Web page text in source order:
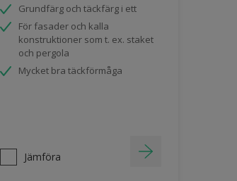
Grundfärg och täckfärg i ett
För fasader och kalla
konstruktioner som t. ex. staket
och pergola
Mycket bra täckförmåga
Jämföra